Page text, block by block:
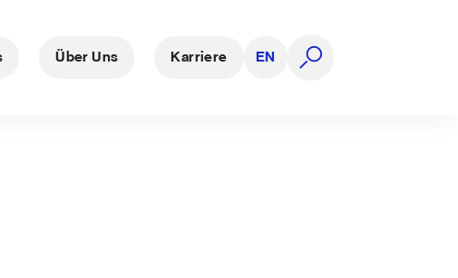
Über Uns Karriere EN